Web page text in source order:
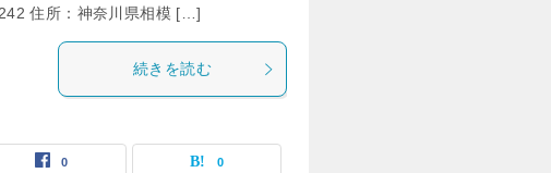
住所：神奈川県相模 […]
続きを読む
0 0